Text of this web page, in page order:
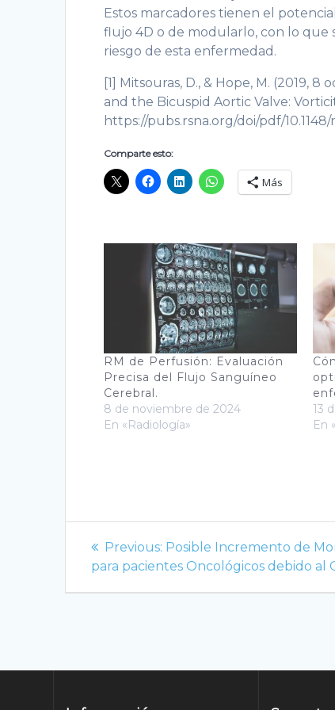
Estos marcadores tienen el
flujo 4D o de modularlo, con lo que
riesgo de esta enfermedad.
[1] Mitsouras, D., & Hope, M. (2019,
and the Bicuspid Aortic Valve:
https://pubs.rsna.org/doi/pdf/10.1148/
Comparte esto:
Más
RM de Perfusión: Evaluación
Precisa del Flujo Sanguíneo
Cerebral.
8 de noviembre de 2024
En «Radiología»
13
En
Navegación
de
Previous: Previous
post:
Posible Incremento de
para pacientes Oncológicos debido al